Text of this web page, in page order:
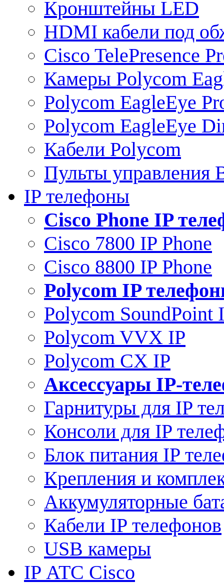
Кронштейны LED
HDMI кабели под
Cisco TelePresence
Камеры Polycom
Polycom EagleEye
Polycom EagleEye
Кабели Polycom
Пульты управления
IP телефоны
Сisco Phone IP
Cisco 7800 IP Phone
Cisco 8800 IP Phone
Polycom IP
Polycom SoundPoint
Polycom VVX IP
Polycom CX IP
Аксессуары IP-
Гарнитуры для IP
Консоли для IP
Блок питания IP
Крепления и
Аккумуляторные
Кабели IP телефонов
USB камеры
IP АТС Cisco